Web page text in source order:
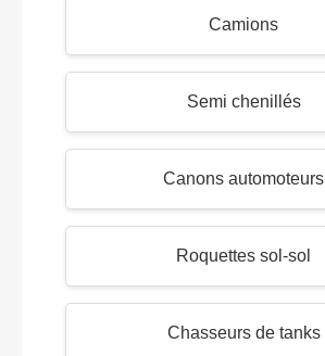
Camions
Semi chenillés
Canons automoteurs
Roquettes sol-sol
Chasseurs de tanks